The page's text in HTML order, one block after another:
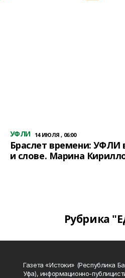
УФЛИ 14 ИЮЛЯ , 06:00
Браслет времени: УФЛИ
и слове. Марина
Рубрика
Газета «Истоки» (Республика
Уфа), информационно-